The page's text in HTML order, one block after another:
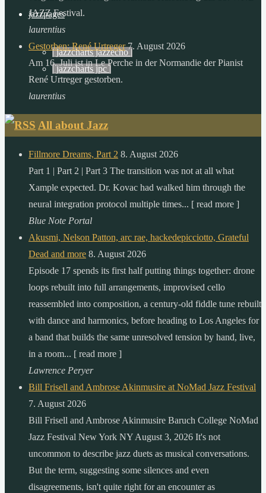
menschheit
einem
ganzen
verbraucht.
jazzpages
| jazzcharts jazzecho |
| jazzcharts jpc |
JAZZ Festival.
laurentius
Gestorben: René Urtreger 7. August 2026
Am 16. Juli ist in Le Perche in der Normandie der Pianist
René Urtreger gestorben.
laurentius
All about Jazz
Fillmore Dreams, Part 2 8. August 2026
Part 1 | Part 2 | Part 3 The transition was not at all what
Xample expected. Dr. Kovac had walked him through the
neural integration protocol multiple times... [ read more ]
Blue Note Portal
Akusmi, Nelson Patton, arc rae, hackedepicciotto, Grateful
Dead and more 8. August 2026
Episode 17 spends its first half putting things together: drone
loops rebuilt into full arrangements, improvised cello
reassembled into composition, a century-old fiddle tune rebuilt
with dance and harmonics, before heading to Los Angeles for
a band that builds the same unresolved tension by hand, live,
in a room... [ read more ]
Lawrence Peryer
Bill Frisell and Ambrose Akinmusire at NoMad Jazz Festival
7. August 2026
Bill Frisell and Ambrose Akinmusire Baruch College NoMad
Jazz Festival New York NY August 3, 2026 It's not
uncommon to describe jazz duets as musical conversations.
But the term, suggesting some silences and even
disagreements, isn't quite right for an encounter as